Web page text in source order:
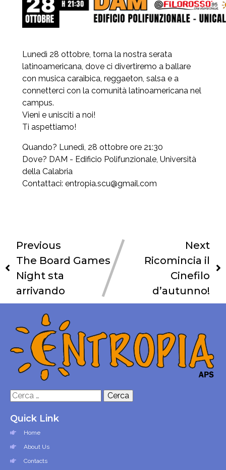
Lunedì 28 ottobre, torna la nostra serata
latinoamericana, dove ci divertiremo a ballare
con musica caraibica, reggaeton, salsa e a
connetterci con la comunità latinoamericana nel
campus.
Vieni e unisciti a noi!
Ti aspettiamo!
Quando? Lunedì, 28 ottobre ore 21:30
Dove? DAM - Edificio Polifunzionale, Università
della Calabria
Contattaci: entropia.scu@gmail.com
Previous
The Board Games
Night sta
arrivando
Next
Ricomincia il
Cinefilo
d’autunno!
Ricerca
Quick Link
Home
About Us
Contacts